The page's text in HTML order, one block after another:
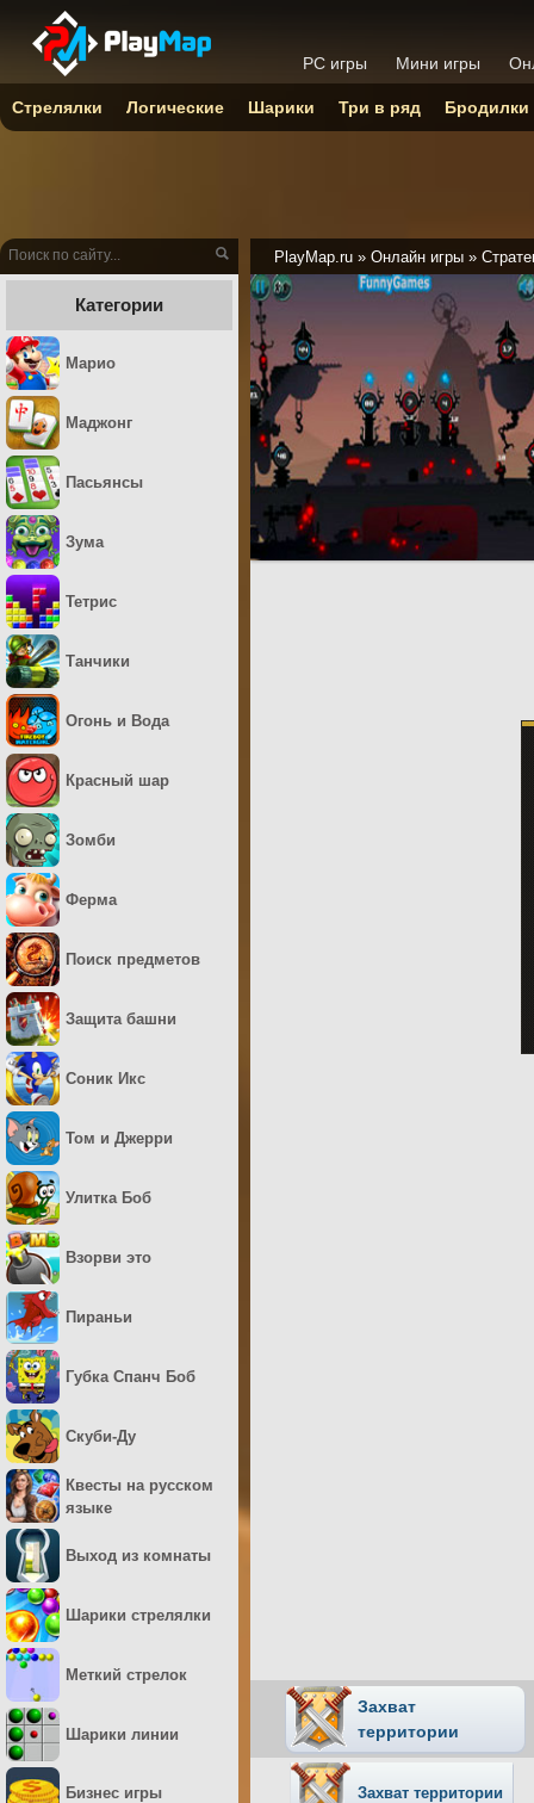
PlayMap.ru » Онлайн игры »
Захват
территории
Захват территории
Категории
Марио
Маджонг
Пасьянсы
Зума
Тетрис
Танчики
Огонь и Вода
Красный шар
Зомби
Ферма
Поиск предметов
Защита башни
Соник Икс
Том и Джерри
Улитка Боб
Взорви это
Пираньи
Губка Спанч Боб
Скуби-Ду
Квесты на русском
языке
Выход из комнаты
Шарики стрелялки
Меткий стрелок
Шарики линии
Бизнес игры
PC игры Мини игры
Стрелялки Логические Шарики Три в ряд Бродилки